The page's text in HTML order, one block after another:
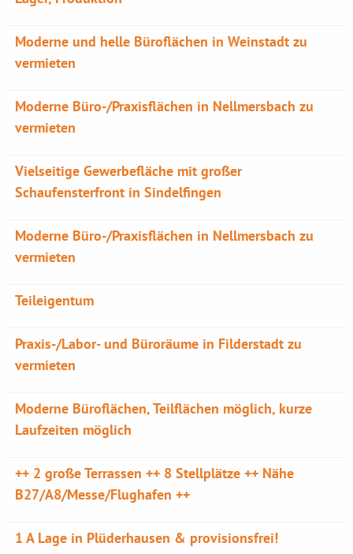
Moderne und helle Büroflächen in Weinstadt zu
vermieten
Moderne Büro-/Praxisflächen in Nellmersbach zu
vermieten
Vielseitige Gewerbefläche mit großer
Schaufensterfront in Sindelfingen
Moderne Büro-/Praxisflächen in Nellmersbach zu
vermieten
Teileigentum
Praxis-/Labor- und Büroräume in Filderstadt zu
vermieten
Moderne Büroflächen, Teilflächen möglich, kurze
Laufzeiten möglich
++ 2 große Terrassen ++ 8 Stellplätze ++ Nähe
B27/A8/Messe/Flughafen ++
1 A Lage in Plüderhausen & provisionsfrei!